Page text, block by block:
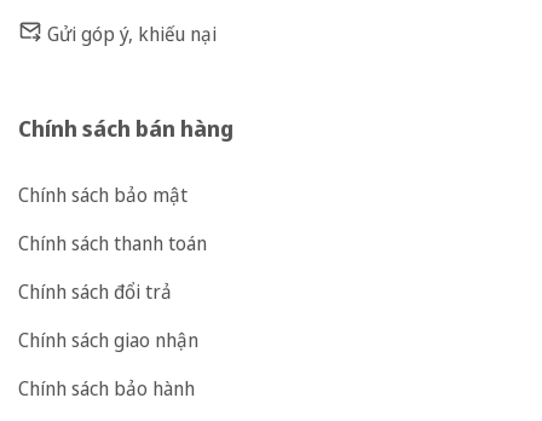
Gửi góp ý, khiếu nại
Chính sách bán hàng
Chính sách bảo mật
Chính sách thanh toán
Chính sách đổi trả
Chính sách giao nhận
Chính sách bảo hành